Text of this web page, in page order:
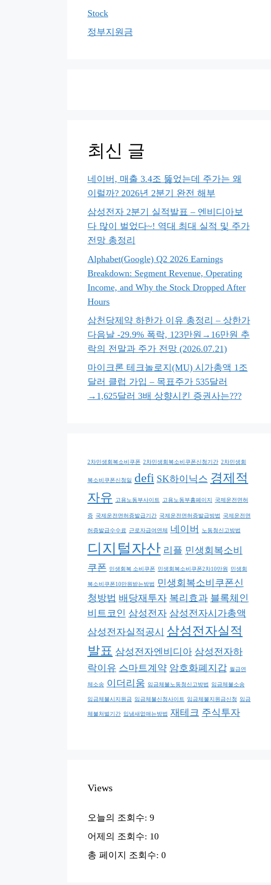
Stock
정부지원금
최신 글
네이버, 매출 3.4조 뚫었는데 주가는 왜
이럴까? 2026년 2분기 완전 해부
삼성전자 2분기 실적발표 – 엔비디아보
다 많이 벌었다~! 역대 최대 실적 및 주가
전망 총정리
Alphabet(Google) Q2 2026 Earnings
Breakdown: Segment Revenue, Operating
Income, and Why the Stock Dropped After
Hours
삼천당제약 하한가 이유 총정리 – 상한가
다음날 -29.9% 폭락, 123만원→16만원 추
락의 전말과 주가 전망 (2026.07.21)
마이크론 테크놀로지(MU) 시가총액 1조
달러 클럽 가입 – 목표주가 535달러
→1,625달러 3배 상향시킨 증권사는???
2차민생회복소비쿠폰 2차민생회복소비쿠폰신청기간 2차민생회
복소비쿠폰신청일 defi SK하이닉스 경제적
자유
고용노동부사이트 고용노동부홈페이지 국제운전면허
증 국제운전면허증발급기간 국제운전면허증발급방법 국제운전면
허증발급수수료 근로자급여연체 네이버 노동청신고방법
디지털자산 리플 민생회복소비
쿠폰
민생회복 소비쿠폰 민생회복소비쿠폰2차10만원 민생회
복소비쿠폰10만원받는방법
민생회복소비쿠폰신
청방법 배당재투자 복리효과 블록체인
비트코인 삼성전자 삼성전자시가총액
삼성전자실적공시
삼성전자실적
발표 삼성전자엔비디아 삼성전자하
락이유 스마트계약 암호화폐지갑 월급연
체소송 이더리움 임금체불노동청신고방법 임금체불소송
임금체불시지원금 임금체불신청사이트 임금체불지원금신청 임금
체불처벌기간 입냄새없애는방법 재테크 주식투자
Views
오늘의 조회수: 9
어제의 조회수: 10
총 페이지 조회수: 0